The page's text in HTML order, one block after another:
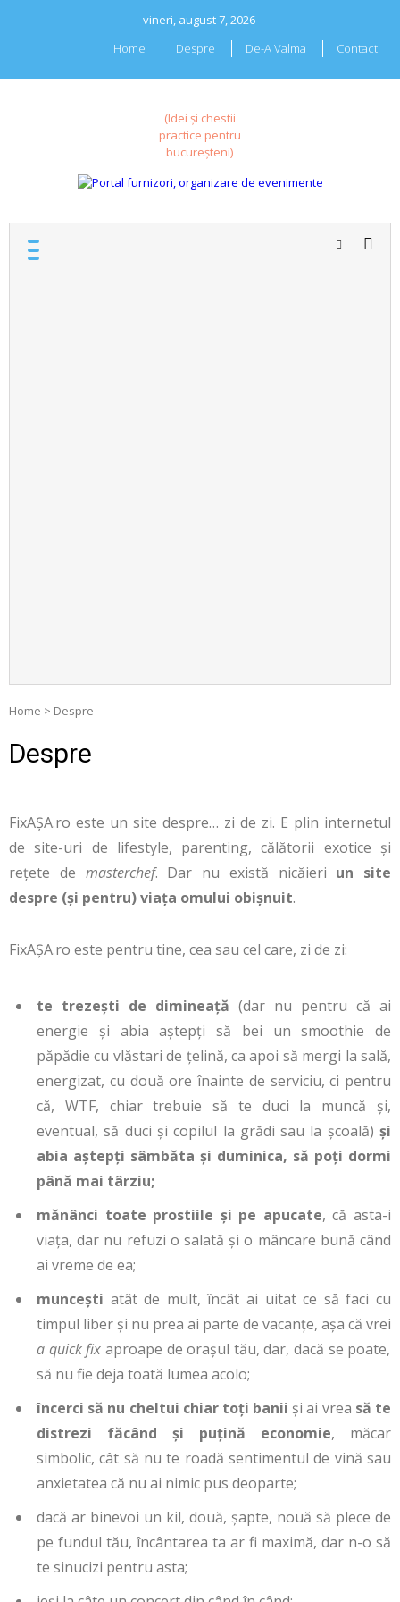
vineri, august 7, 2026
Home
Despre De-A Valma Contact
(Idei și chestii
practice pentru
bucureșteni)
Home > Despre
Despre
FixAȘA.ro este un site despre… zi de zi. E plin internetul
de site-uri de lifestyle, parenting, călătorii exotice și
rețete de masterchef. Dar nu există nicăieri un site
despre (și pentru) viața omului obișnuit.
FixAȘA.ro este pentru tine, cea sau cel care, zi de zi:
te trezești de dimineață (dar nu pentru că ai
energie și abia aștepți să bei un smoothie de
păpădie cu vlăstari de țelină, ca apoi să mergi la sală,
energizat, cu două ore înainte de serviciu, ci pentru
că, WTF, chiar trebuie să te duci la muncă și,
eventual, să duci și copilul la grădi sau la școală) și
abia aștepți sâmbăta și duminica, să poți dormi
până mai târziu;
mănânci toate prostiile și pe apucate, că asta-i
viața, dar nu refuzi o salată și o mâncare bună când
ai vreme de ea;
muncești atât de mult, încât ai uitat ce să faci cu
timpul liber și nu prea ai parte de vacanțe, așa că vrei
a quick fix aproape de orașul tău, dar, dacă se poate,
să nu fie deja toată lumea acolo;
încerci să nu cheltui chiar toți banii și ai vrea să te
distrezi făcând și puțină economie, măcar
simbolic, cât să nu te roadă sentimentul de vină sau
anxietatea că nu ai nimic pus deoparte;
dacă ar binevoi un kil, două, șapte, nouă să plece de
pe fundul tău, încântarea ta ar fi maximă, dar n-o să
te sinucizi pentru asta;